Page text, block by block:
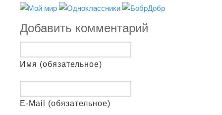
Добавить комментарий
Имя (обязательное)
E-Mail (обязательное)